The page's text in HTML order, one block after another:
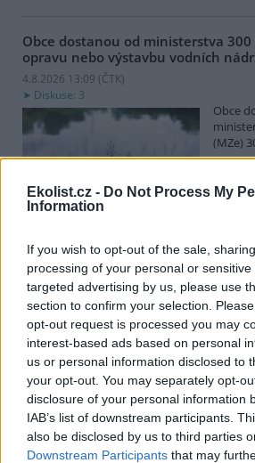
Ekolist.cz - Do Not Process My
Information
If you wish to opt-out of the sale,
processing of your personal or
targeted advertising by us, please use
section to confirm your selection.
opt-out request is processed you may
interest-based ads based on personal
us or personal information disclosed to
your opt-out. You may separately opt-
disclosure of your personal information
IAB’s list of downstream participants.
also be disclosed by us to third parties
Downstream Participants that may
Obce dostanou od ministerstva
opravu nebo výstavbu vodních
4.8.2026 13:09 (ČTK)
Diskuse: 3
Obce
(MZe)
nádrží. Žádost o dotace mohou podávat od
Hospodářským zvířatům pomáhají
i kamenné stáje
4.8.2026 12:52 ( ČTK
Čech
Někteří
vypouštějí krávy, ovce či koně na pastviny v
vedrech je nechávají uvnitř chladnějších
neroste na loukách tráva a zemědělci
zásobami sena na zimu. Vysychají zdroje
její dopravu i na elektřinu na ochlazování